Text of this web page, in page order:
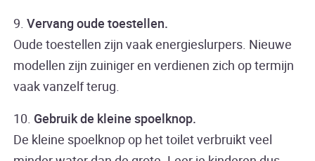
9.Vervang oude toestellen.
Oude toestellen zijn vaak energieslurpers. Nieuwe
modellen zijn zuiniger en verdienen zich op termijn
vaak vanzelf terug.
10. Gebruik de kleine spoelknop.
De kleine spoelknop op het toilet verbruikt veel